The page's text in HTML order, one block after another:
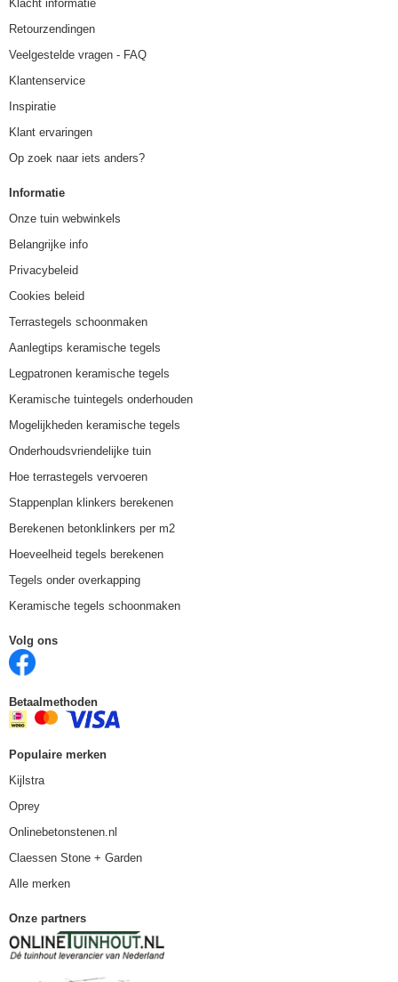
Klacht informatie
Retourzendingen
Veelgestelde vragen - FAQ
Klantenservice
Inspiratie
Klant ervaringen
Op zoek naar iets anders?
Informatie
Onze tuin webwinkels
Belangrijke info
Privacybeleid
Cookies beleid
Terrastegels schoonmaken
Aanlegtips keramische tegels
Legpatronen keramische tegels
Keramische tuintegels onderhouden
Mogelijkheden keramische tegels
Onderhoudsvriendelijke tuin
Hoe terrastegels vervoeren
Stappenplan klinkers berekenen
Berekenen betonklinkers per m2
Hoeveelheid tegels berekenen
Tegels onder overkapping
Keramische tegels schoonmaken
Volg ons
Betaalmethoden
Populaire merken
Kijlstra
Oprey
Onlinebetonstenen.nl
Claessen Stone + Garden
Alle merken
Onze partners